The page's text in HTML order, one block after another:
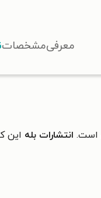
معرفیمشخصات
است. انتشارات بله این